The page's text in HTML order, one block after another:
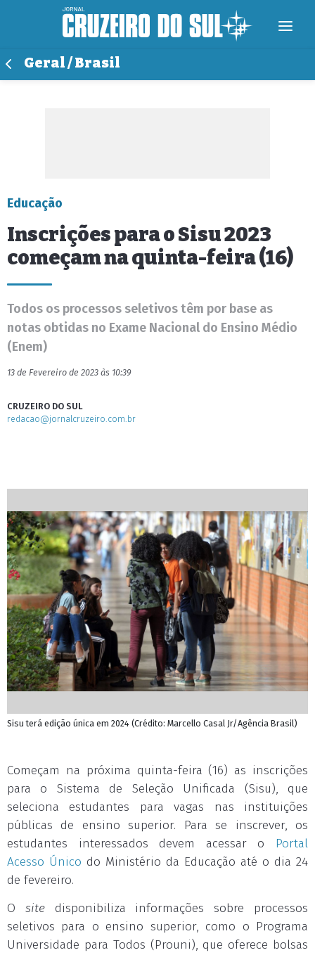
Geral / Brasil
Educação
Inscrições para o Sisu 2023
começam na quinta-feira (16)
Todos os processos seletivos têm por base as
notas obtidas no Exame Nacional do Ensino Médio
(Enem)
13 de Fevereiro de 2023 às 10:39
CRUZEIRO DO SUL
redacao@jornalcruzeiro.com.br
Sisu terá edição única em 2024 (Crédito: Marcello Casal Jr/Agência Brasil)
Começam na próxima quinta-feira (16) as inscrições
para o Sistema de Seleção Unificada (Sisu), que
seleciona estudantes para vagas nas instituições
públicas de ensino superior. Para se inscrever, os
estudantes interessados devem acessar o Portal
Acesso Único do Ministério da Educação até o dia 24
de fevereiro.
O sitedisponibiliza informações sobre processos
seletivos para o ensino superior, como o Programa
Universidade para Todos (Prouni), que oferece bolsas